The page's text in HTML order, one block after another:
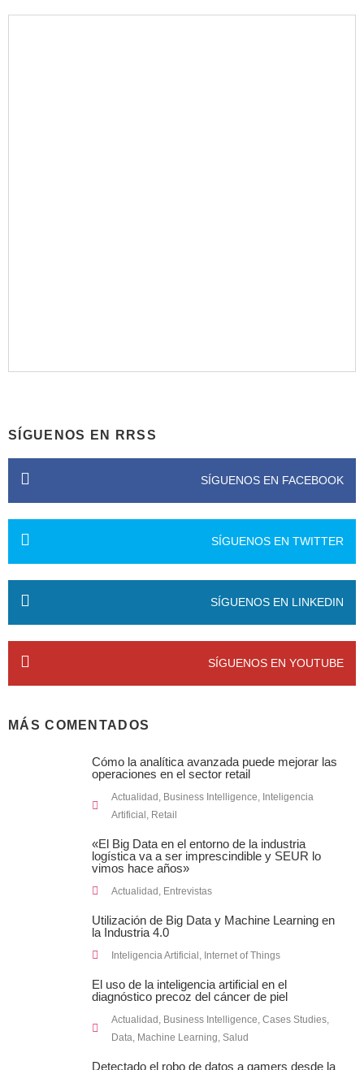
SÍGUENOS EN RRSS
SÍGUENOS EN FACEBOOK
SÍGUENOS EN TWITTER
SÍGUENOS EN LINKEDIN
SÍGUENOS EN YOUTUBE
MÁS COMENTADOS
Cómo la analítica avanzada puede mejorar las
operaciones en el sector retail
Actualidad Business Intelligence Inteligencia
Artificial Retail
«El Big Data en el entorno de la industria
logística va a ser imprescindible y SEUR lo
vimos hace años»
Actualidad Entrevistas
Utilización de Big Data y Machine Learning en
la Industria 4.0
Inteligencia Artificial, Internet of Things
El uso de la inteligencia artificial en el
diagnóstico precoz del cáncer de piel
Actualidad , Business Intelligence, Cases Studies,
Data, Machine Learning, Salud
Detectado el robo de datos a gamers desde la